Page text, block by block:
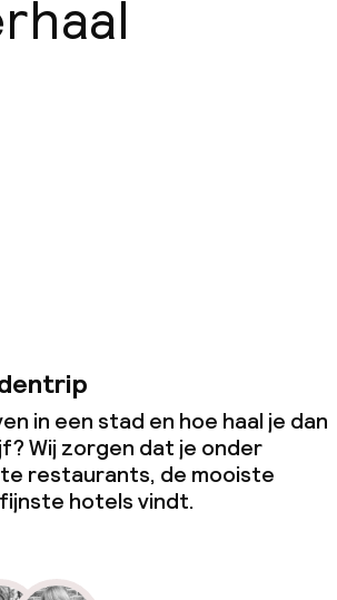
in een stad en hoe haal je dan
Wij zorgen dat je onder
restaurants, de mooiste
hotels vindt.